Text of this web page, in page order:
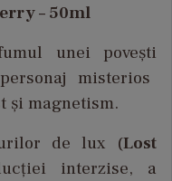
– 50ml
unei povești
personaj
misterios
și magnetism.
de lux (Lost
interzise, a